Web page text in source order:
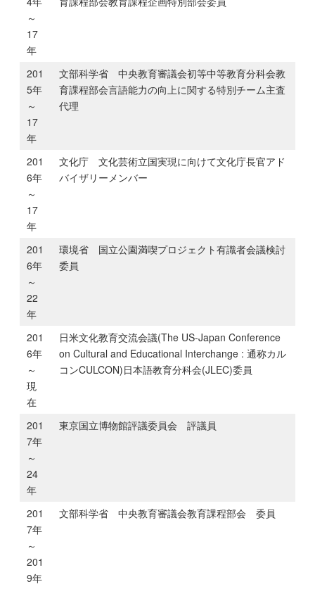
～
17
年
201
5年
～
17
年
文部科学省 中央教育審議会初等中等教育分科会教
育課程部会言語能力の向上に関する特別チーム主査
代理
201
6年
～
17
年
文化庁 文化芸術立国実現に向けて文化庁長官アド
バイザリーメンバー
201
6年
～
22
年
環境省 国立公園満喫プロジェクト有識者会議検討
委員
201
6年
～
現
在
日米文化教育交流会議(The US-Japan Conference
on Cultural and Educational Interchange : 通称カル
コンCULCON)日本語教育分科会(JLEC)委員
201
7年
～
24
年
東京国立博物館評議委員会 評議員
201
7年
～
201
9年
文部科学省 中央教育審議会教育課程部会 委員